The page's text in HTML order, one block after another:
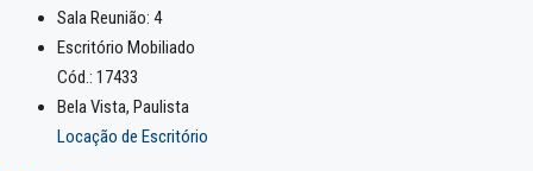
Sala Reunião: 4
Escritório Mobiliado
Cód.: 17433
Bela Vista, Paulista
Locação de Escritório